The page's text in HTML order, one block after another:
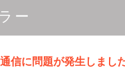
ー
通信に問題が発生しまし